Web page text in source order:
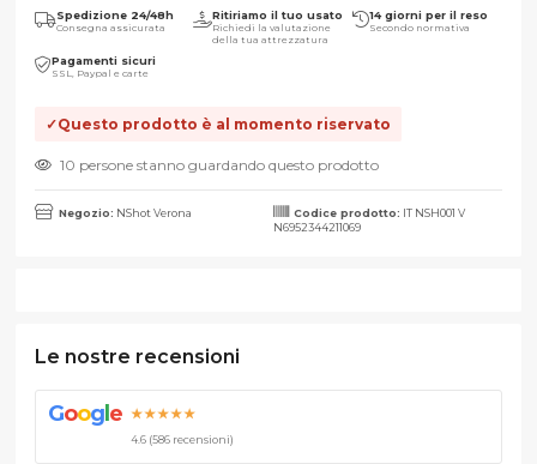
Spedizione 24/48h
Consegna assicurata
Ritiriamo il tuo usato
Richiedi la valutazione
della tua attrezzatura
14 giorni per il reso
Secondo normativa
Pagamenti sicuri
SSL, Paypal e carte
Questo prodotto è al momento riservato
10 persone stanno guardando questo prodotto
Negozio: NShot Verona Codice prodotto: IT NSH001 V
N6952344211069
Le nostre recensioni
Goog e ★★★★★
4.6 (586 recensioni)